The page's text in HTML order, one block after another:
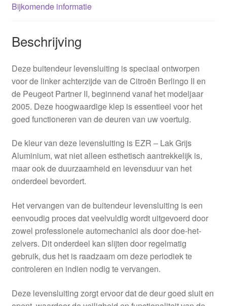
Bijkomende informatie
Beschrijving
Deze buitendeur levensluiting is speciaal ontworpen
voor de linker achterzijde van de Citroën Berlingo II en
de Peugeot Partner II, beginnend vanaf het modeljaar
2005. Deze hoogwaardige klep is essentieel voor het
goed functioneren van de deuren van uw voertuig.
De kleur van deze levensluiting is EZR – Lak Grijs
Aluminium, wat niet alleen esthetisch aantrekkelijk is,
maar ook de duurzaamheid en levensduur van het
onderdeel bevordert.
Het vervangen van de buitendeur levensluiting is een
eenvoudig proces dat veelvuldig wordt uitgevoerd door
zowel professionele automechanici als door doe-het-
zelvers. Dit onderdeel kan slijten door regelmatig
gebruik, dus het is raadzaam om deze periodiek te
controleren en indien nodig te vervangen.
Deze levensluiting zorgt ervoor dat de deur goed sluit en